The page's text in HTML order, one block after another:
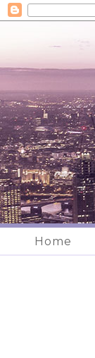
Home